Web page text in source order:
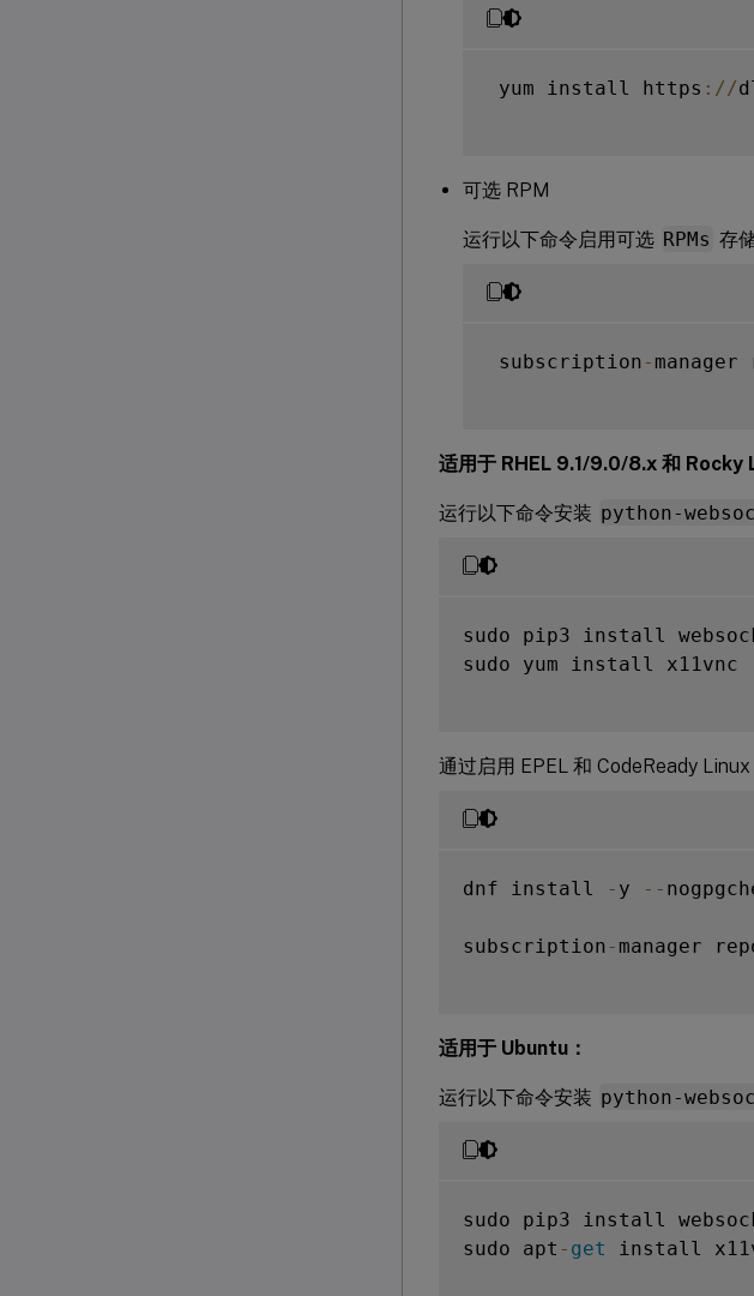
yum install https : / /
可选 RPM
运行以下命令启用可选 RPMs 存
subscription - manager
适用于 RHEL 9.1/9.0/8.x 和 Rocky
运行以下命令安装 python-
sudo pip3 install
sudo yum install x11vnc
通过启用 EPEL 和 CodeReady
dnf install - y --
subscription - manager
适用于 Ubuntu：
运行以下命令安装 python-
sudo pip3 install
sudo apt - get install